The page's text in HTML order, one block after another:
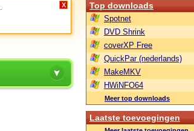
X Top downloads
Spotnet
DVD Shrink
coverXP Free
QuickPar (nederlands)
MakeMKV
HWiNFO64
Meer top downloads
Laatste toevoegingen